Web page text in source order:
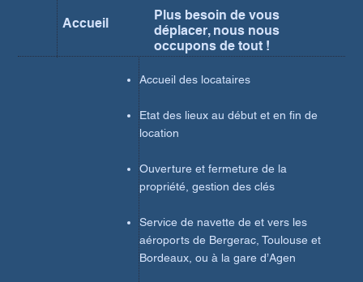
Accueil
Plus besoin de vous
déplacer, nous nous
occupons de tout !
Accueil des locataires
Etat des lieux au début et en fin de
location
Ouverture et fermeture de la
propriété​​, gestion des clés
Service de navette de et vers les
aéroports de Bergerac, Toulouse et
Bordeaux, ou à la gare d’Agen